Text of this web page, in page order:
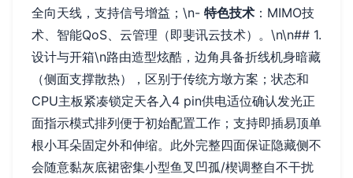
全向天线，支持信号增益；\n- 特色技术 ：MIMO技
术、智能QoS、云管理（即斐讯云技术）。\n\n## 1.
设计与开箱\n路由造型炫酷，边角具备折线机身暗藏
（侧面支撑散热），区别于传统方墩方案；状态和
CPU主板紧凑锁定天各入4 pin供电适位确认发光正
面指示模式排列便于初始配置工作；支持即插易顶单
根小耳朵固定外和伸缩。此外完整四面保证隐藏侧不
会随意黏灰底裙密集小型鱼叉凹孤/楔调整自不干扰